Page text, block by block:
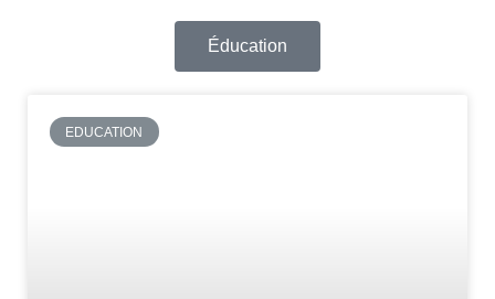
Éducation
EDUCATION